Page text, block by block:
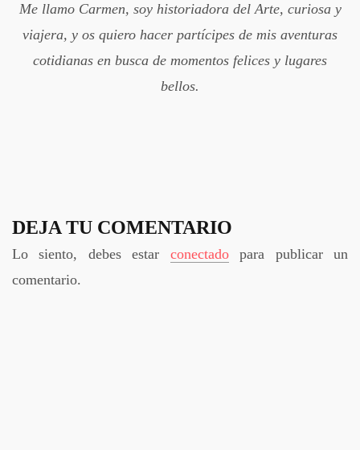
Me llamo Carmen, soy historiadora del Arte, curiosa y
viajera, y os quiero hacer partícipes de mis aventuras
cotidianas en busca de momentos felices y lugares
bellos.
DEJA TU COMENTARIO
Lo siento, debes estar conectadopara publicar un
comentario.